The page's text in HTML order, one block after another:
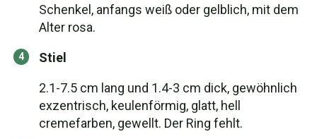
Schenkel, anfangs weiß oder gelblich, mit dem
Alter rosa.
Stiel
2.1-7.5 cm lang und 1.4-3 cm dick, gewöhnlich
exzentrisch, keulenförmig, glatt, hell
cremefarben, gewellt. Der Ring fehlt.